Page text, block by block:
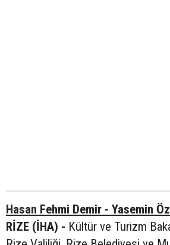
Hasan Fehmi Demir - Yasemin
RİZE (İHA) - Kültür ve Turizm